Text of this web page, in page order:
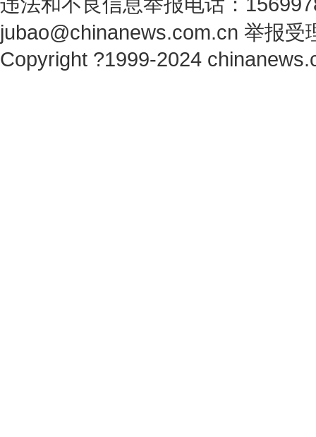
jubao@chinanews.com.cn 举报受
Copyright ?1999-2024